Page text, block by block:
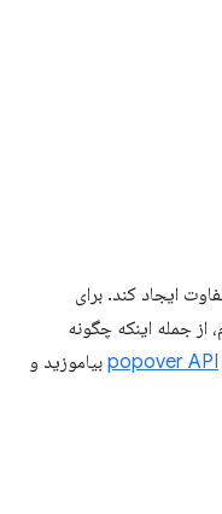
ایجاد کند. برای
از جمله اینکه چگونه
popover API بیاموزید و